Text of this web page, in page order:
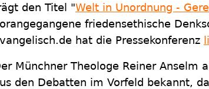
den Titel "Welt in Unordnung -
friedensethische
hat die Pressekonferenz
Münchner Theologe Reiner Anselm
den Debatten im Vorfeld bekannt,